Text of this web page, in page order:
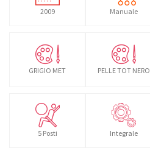
2009 Manuale
GRIGIO MET PELLE TOT NERO
5 Posti Integrale